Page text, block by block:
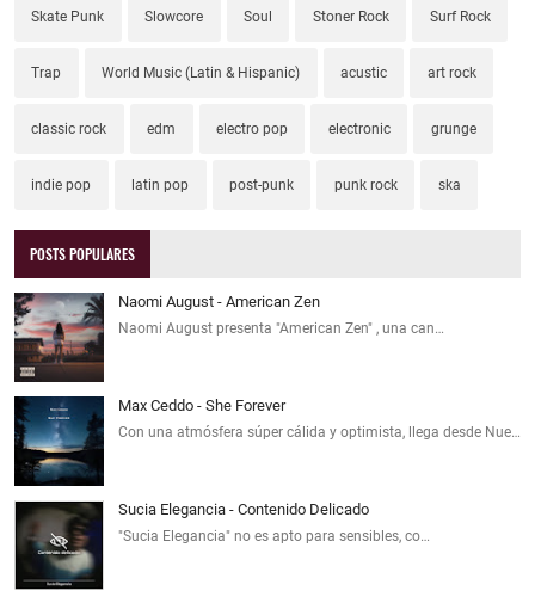
Skate Punk Slowcore Soul Stoner Rock Surf Rock
Trap World Music (Latin & Hispanic) acustic art rock
classic rock edm electro pop electronic grunge
indie pop latin pop post-punk punk rock ska
POSTS POPULARES
Naomi August - American Zen
Naomi August presenta "American Zen" , una can…
Max Ceddo - She Forever
Con una atmósfera súper cálida y optimista, llega desde Nue…
Sucia Elegancia - Contenido Delicado
"Sucia Elegancia" no es apto para sensibles, co…